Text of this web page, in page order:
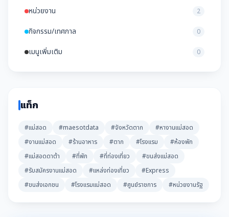
หน่วยงาน 2
กิจกรรม/เทศกาล 0
เมนูเพิ่มเติม 0
แท็ก
#แม่สอด #maesotdata #จังหวัดตาก
#หางานแม่สอด
#งานแม่สอด
#ร้านอาหาร #ตาก #โรงแรม
#ห้องพัก
#แม่สอดดาต้า
#ที่พัก #ที่ท่องเที่ยว
#ขนส่งแม่สอด
#รับสมัครงานแม่สอด
#แหล่งท่องเที่ยว
#Express
#ขนส่งเอกชน
#โรงแรมแม่สอด #ศูนย์ราชการ #หน่วยงานรัฐ